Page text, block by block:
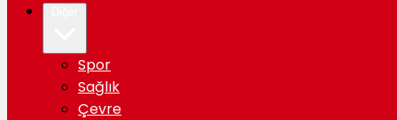
Spor
Sağlık
Çevre